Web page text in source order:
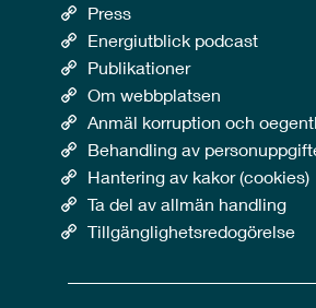
Press
Energiutblick podcast
Publikationer
Om webbplatsen
Anmäl korruption och
Behandling av
Hantering av kakor (cookies)
Ta del av allmän handling
Tillgänglighetsredogörelse